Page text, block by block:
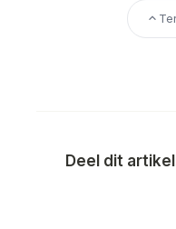
Deel dit